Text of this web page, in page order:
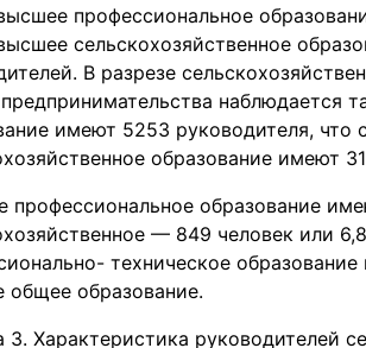
профессиональное
сельскохозяйственное
В разрезе
наблюдается
имеют 5253 руководителя, что
образование имеют
профессиональное образование
— 849 человек или
техническое
общее образование.
3. Характеристика руководителей